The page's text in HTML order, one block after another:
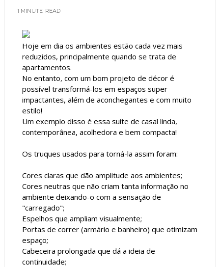
1 MINUTE READ
Hoje em dia os ambientes estão cada vez mais
reduzidos, principalmente quando se trata de
apartamentos.
No entanto, com um bom projeto de décor é
possível transformá-los em espaços super
impactantes, além de aconchegantes e com muito
estilo!
Um exemplo disso é essa suíte de casal linda,
contemporânea, acolhedora e bem compacta!
Os truques usados para torná-la assim foram:
Cores claras que dão amplitude aos ambientes;
Cores neutras que não criam tanta informação no
ambiente deixando-o com a sensação de
"carregado";
Espelhos que ampliam visualmente;
Portas de correr (armário e banheiro) que otimizam
espaço;
Cabeceira prolongada que dá a ideia de
continuidade;